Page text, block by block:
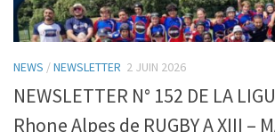
NEWS /NEWSLETTER 2 JUIN 2026
NEWSLETTER N° 152 DE LA
Rhone Alpes de RUGBY A XIII –